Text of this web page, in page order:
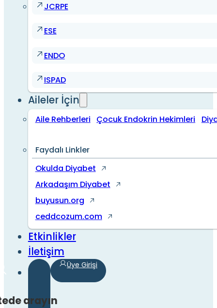
JCRPE
ESE
ENDO
ISPAD
Aileler İçin
Aile Rehberleri Çocuk Endokrin Hekimleri
Faydalı Linkler
Okulda Diyabet
Arkadaşım Diyabet
buyusun.org
ceddcozum.com
Etkinlikler
İletişim
arayın
Üye Girişi